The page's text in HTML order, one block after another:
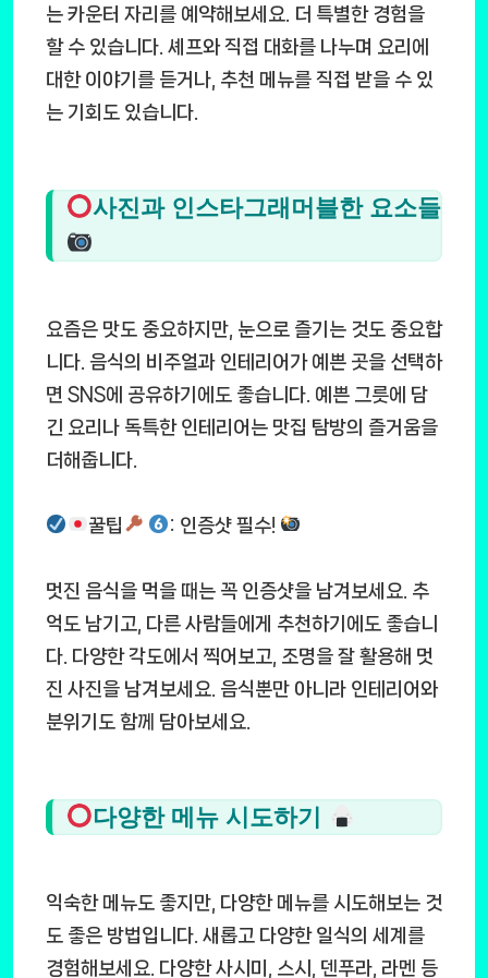
는 카운터 자리를 예약해보세요. 더 특별한 경험을
할 수 있습니다. 셰프와 직접 대화를 나누며 요리에
대한 이야기를 듣거나, 추천 메뉴를 직접 받을 수 있
는 기회도 있습니다.
사진과 인스타그래머블한 요소들
요즘은 맛도 중요하지만, 눈으로 즐기는 것도 중요합
니다. 음식의 비주얼과 인테리어가 예쁜 곳을 선택하
면 SNS에 공유하기에도 좋습니다. 예쁜 그릇에 담
긴 요리나 독특한 인테리어는 맛집 탐방의 즐거움을
더해줍니다.
꿀팁 : 인증샷 필수!
멋진 음식을 먹을 때는 꼭 인증샷을 남겨보세요. 추
억도 남기고, 다른 사람들에게 추천하기에도 좋습니
다. 다양한 각도에서 찍어보고, 조명을 잘 활용해 멋
진 사진을 남겨보세요. 음식뿐만 아니라 인테리어와
분위기도 함께 담아보세요.
다양한 메뉴 시도하기
익숙한 메뉴도 좋지만, 다양한 메뉴를 시도해보는 것
도 좋은 방법입니다. 새롭고 다양한 일식의 세계를
경험해보세요. 다양한 사시미, 스시, 덴푸라, 라멘 등